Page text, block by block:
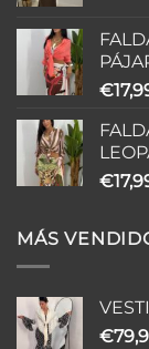
€
€
MÁS
€